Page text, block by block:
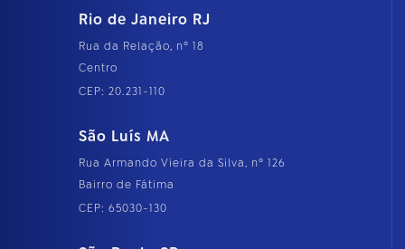
Rio de Janeiro RJ
Rua da Relação, nº 18
Centro
CEP: 20.231-110
São Luís MA
Rua Armando Vieira da Silva, nº 126
Bairro de Fátima
CEP: 65030-130